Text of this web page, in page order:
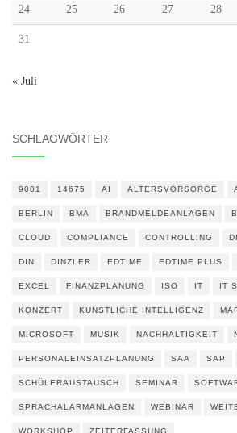
24 25 26 27 28
31
« Juli
SCHLAGWÖRTER
9001 14675 AI ALTERSVORSORGE
BERLIN BMA BRANDMELDEANLAGEN
CLOUD COMPLIANCE CONTROLLING
DIN DINZLER EDTIME EDTIME PLUS
EXCEL FINANZPLANUNG ISO IT IT
KONZERT KÜNSTLICHE INTELLIGENZ
MICROSOFT MUSIK NACHHALTIGKEIT
PERSONALEINSATZPLANUNG SAA SAP
SCHÜLERAUSTAUSCH SEMINAR
SPRACHALARMANLAGEN WEBINAR
WORKSHOP ZEITERFASSUNG